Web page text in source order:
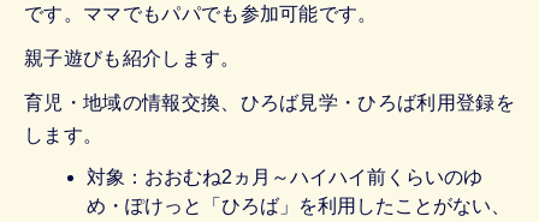
です。ママでもパパでも参加可能です。
親子遊びも紹介します。
育児・地域の情報交換、ひろば見学・ひろば利用登録を
します。
対象：おおむね2ヵ月～ハイハイ前くらいのゆ
め・ぽけっと「ひろば」を利用したことがない、